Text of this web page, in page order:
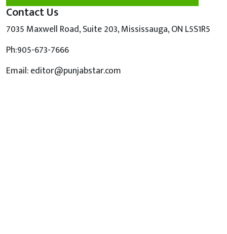
Contact Us
7035 Maxwell Road, Suite 203, Mississauga, ON L5S1R5
Ph:905-673-7666
Email: editor@punjabstar.com